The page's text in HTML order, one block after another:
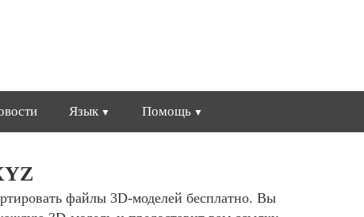
Язык Помощь
файлы 3D-моделей бесплатно. Вы